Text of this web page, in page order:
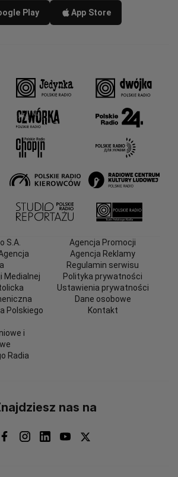
Play App Store
S.A.
Medialnej
Polskiego
i
Radia
Agencja Promocji
Agencja Reklamy
Regulamin serwisu
Polityka prywatności
Ustawienia prywatności
Dane osobowe
Kontakt
nas na